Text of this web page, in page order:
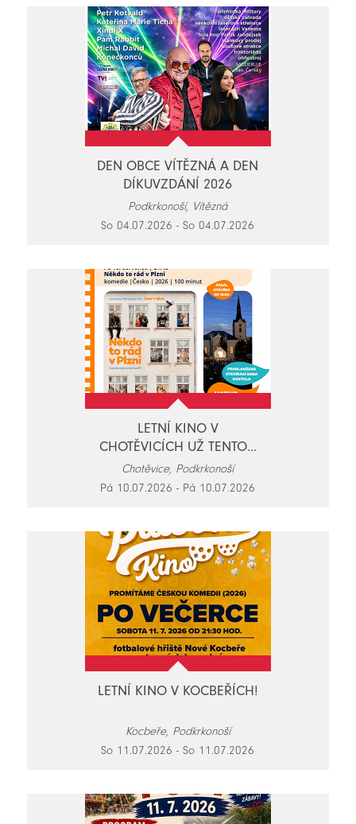
DEN OBCE VÍTĚZNÁ A DEN
DÍKUVZDÁNÍ 2026
Podkrkonoší, Vítězná
So 04.07.2026 - So 04.07.2026
LETNÍ KINO V
CHOTĚVICÍCH UŽ TENTO...
Chotěvice, Podkrkonoší
Pá 10.07.2026 - Pá 10.07.2026
LETNÍ KINO V KOCBEŘÍCH!
Kocbeře, Podkrkonoší
So 11.07.2026 - So 11.07.2026